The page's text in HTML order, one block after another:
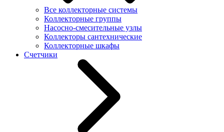
Все коллекторные системы
Коллекторные группы
Насосно-смесительные узлы
Коллекторы сантехнические
Коллекторные шкафы
Счетчики